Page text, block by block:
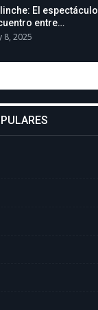
El
entre…
8, 2025